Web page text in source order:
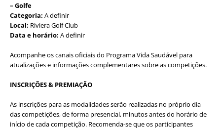
– Golfe
Categoria: A definir
Local: Riviera Golf Club
Data e horário: A definir
Acompanhe os canais oficiais do Programa Vida Saudável para
atualizações e informações complementares sobre as competições.
INSCRIÇÕES & PREMIAÇÃO
As inscrições para as modalidades serão realizadas no próprio dia
das competições, de forma presencial, minutos antes do horário de
início de cada competição. Recomenda-se que os participantes